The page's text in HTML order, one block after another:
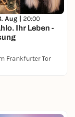
Aug | 20:00
Ihr Leben -
Frankfurter Tor